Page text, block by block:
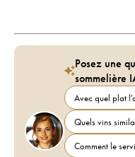
Posez une
sommelière
Avec quel plat
Quels vins
Comment le